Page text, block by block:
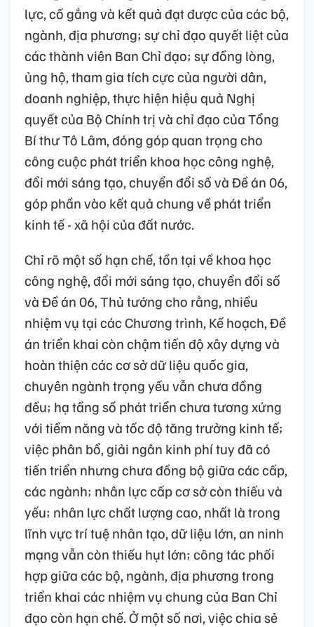
lực, cố gắng và kết quả đạt được của các bộ,
ngành, địa phương; sự chỉ đạo quyết liệt của
các thành viên Ban Chỉ đạo; sự đồng lòng,
ủng hộ, tham gia tích cực của người dân,
doanh nghiệp, thực hiện hiệu quả Nghị
quyết của Bộ Chính trị và chỉ đạo của Tổng
Bí thư Tô Lâm, đóng góp quan trọng cho
công cuộc phát triển khoa học công nghệ,
đổi mới sáng tạo, chuyển đổi số và Đề án 06,
góp phần vào kết quả chung về phát triển
kinh tế - xã hội của đất nước.
Chỉ rõ một số hạn chế, tồn tại về khoa học
công nghệ, đổi mới sáng tạo, chuyển đổi số
và Đề án 06, Thủ tướng cho rằng, nhiều
nhiệm vụ tại các Chương trình, Kế hoạch, Đề
án triển khai còn chậm tiến độ xây dựng và
hoàn thiện các cơ sở dữ liệu quốc gia,
chuyên ngành trọng yếu vẫn chưa đồng
đều; hạ tầng số phát triển chưa tương xứng
với tiềm năng và tốc độ tăng trưởng kinh tế;
việc phân bổ, giải ngân kinh phí tuy đã có
tiến triển nhưng chưa đồng bộ giữa các cấp,
các ngành; nhân lực cấp cơ sở còn thiếu và
yếu; nhân lực chất lượng cao, nhất là trong
lĩnh vực trí tuệ nhân tạo, dữ liệu lớn, an ninh
mạng vẫn còn thiếu hụt lớn; công tác phối
hợp giữa các bộ, ngành, địa phương trong
triển khai các nhiệm vụ chung của Ban Chỉ
đạo còn hạn chế. Ở một số nơi, việc chia sẻ